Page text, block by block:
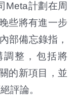
計劃在周
些將有進一步
部備忘錄指，
整，包括將
的新項目，並
評論。